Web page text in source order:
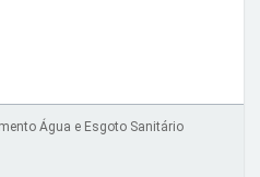
Água e Esgoto Sanitário